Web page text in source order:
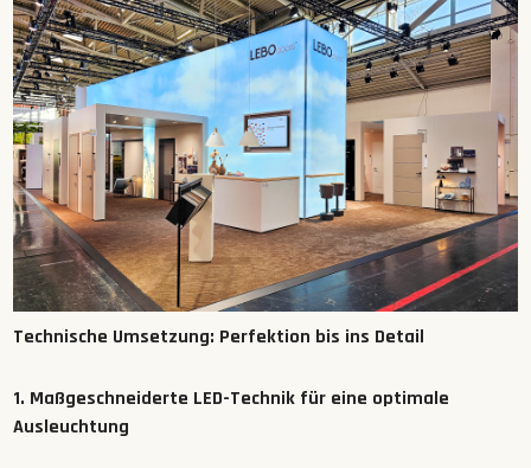
Technische Umsetzung: Perfektion bis ins Detail
1. Maßgeschneiderte LED-Technik für eine optimale
Ausleuchtung